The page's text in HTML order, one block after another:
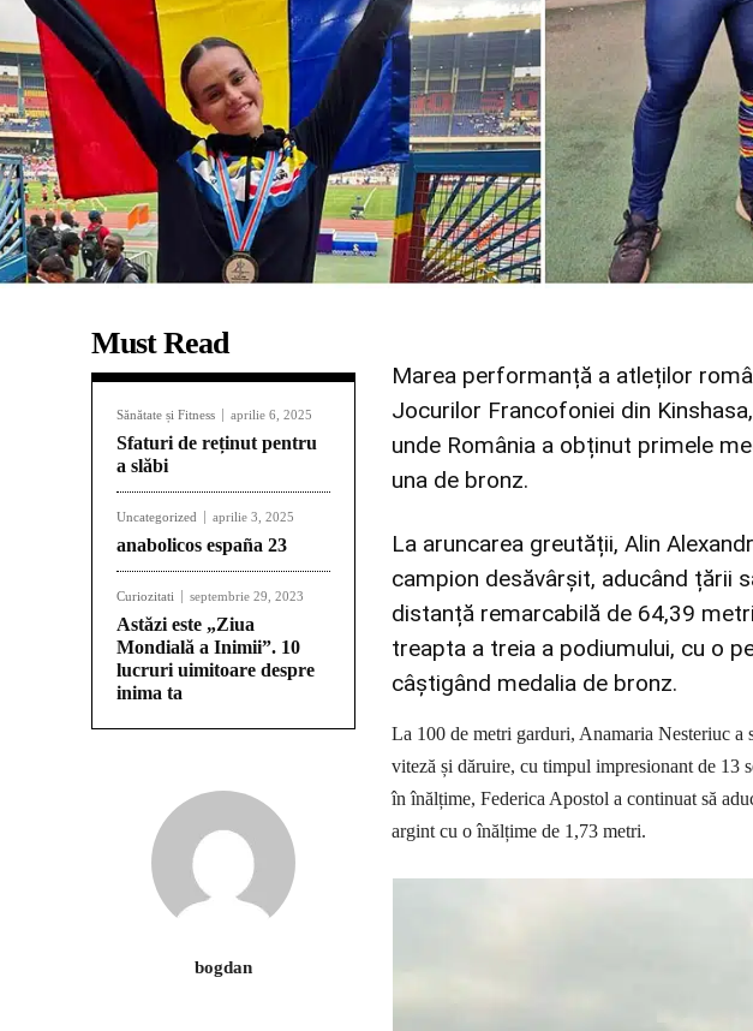
Must Read
Sănătate și Fitness aprilie 6, 2025
Sfaturi de reținut pentru
a slăbi
Uncategorized aprilie 3, 2025
anabolicos españa 23
Curiozitati septembrie 29, 2023
Astăzi este „Ziua
Mondială a Inimii”. 10
lucruri uimitoare despre
inima ta
bogdan
Marea performanță a atleților
Jocurilor Francofoniei din
unde România a obținut primele
una de bronz.
La aruncarea greutății, Alin
campion desăvârșit, aducând țării
distanță remarcabilă de 64,39
treapta a treia a podiumului, cu o
câștigând medalia de bronz.
La 100 de metri garduri, Anamaria Nesteriuc
viteză și dăruire, cu timpul impresionant de 13
în înălțime, Federica Apostol a continuat să
argint cu o înălțime de 1,73 metri.